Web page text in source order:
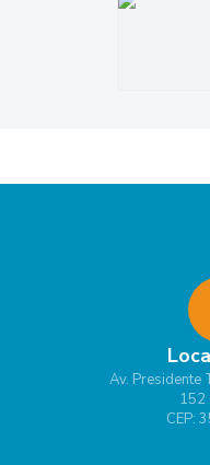
Av. Presidente
152
CEP: